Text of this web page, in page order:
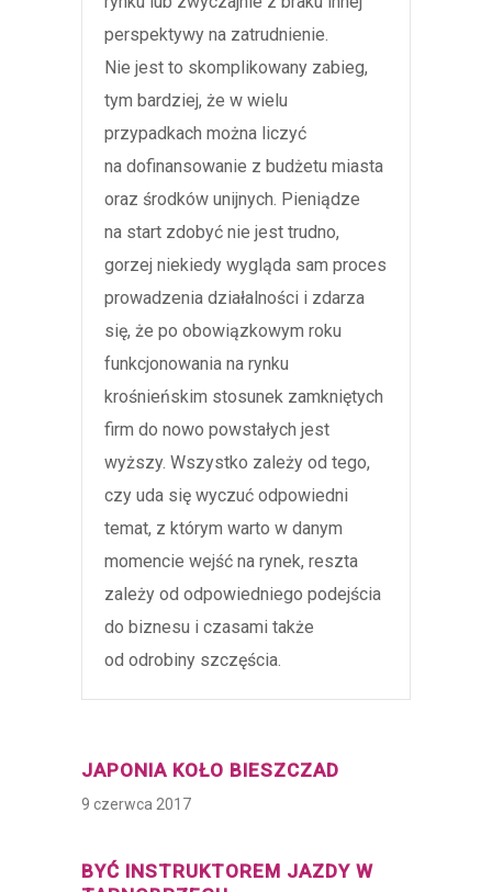
perspektywy na zatrudnienie.
Nie jest to skomplikowany zabieg,
tym bardziej, że w wielu
przypadkach można liczyć
na dofinansowanie z budżetu miasta
oraz środków unijnych. Pieniądze
na start zdobyć nie jest trudno,
gorzej niekiedy wygląda sam proces
prowadzenia działalności i zdarza
się, że po obowiązkowym roku
funkcjonowania na rynku
krośnieńskim stosunek zamkniętych
firm do nowo powstałych jest
wyższy. Wszystko zależy od tego,
czy uda się wyczuć odpowiedni
temat, z którym warto w danym
momencie wejść na rynek, reszta
zależy od odpowiedniego podejścia
do biznesu i czasami także
od odrobiny szczęścia.
JAPONIA KOŁO BIESZCZAD
9 czerwca 2017
BYĆ INSTRUKTOREM JAZDY W